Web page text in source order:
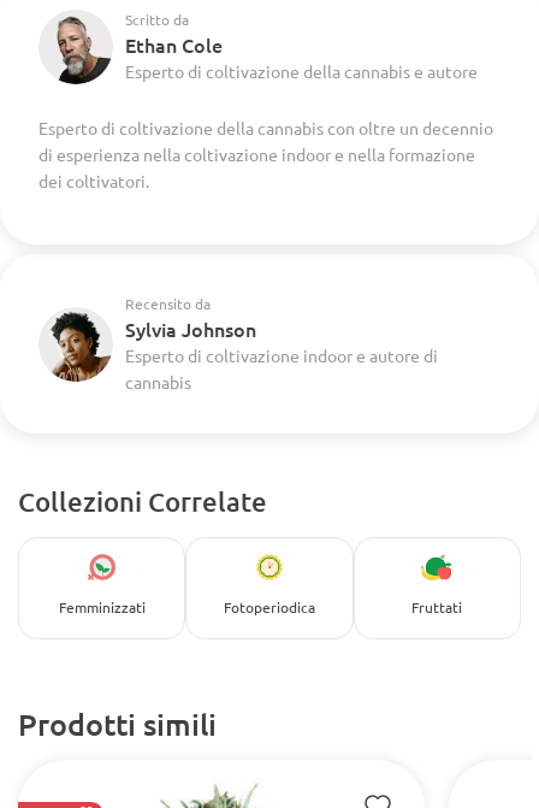
Scritto da
Ethan Cole
Esperto di coltivazione della cannabis e autore
Esperto di coltivazione della cannabis con oltre un decennio
di esperienza nella coltivazione indoor e nella formazione
dei coltivatori.
Recensito da
Sylvia Johnson
Esperto di coltivazione indoor e autore di
cannabis
Collezioni Correlate
Femminizzati Fotoperiodica Fruttati
Prodotti simili